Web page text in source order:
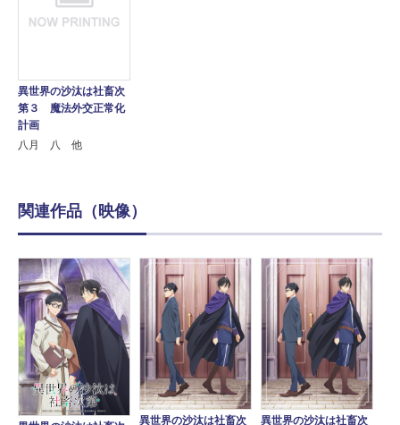
異世界の沙汰は社畜次
第３ 魔法外交正常化
計画
八月 八 他
関連作品（映像）
異世界の沙汰は社畜次
異世界の沙汰は社畜次